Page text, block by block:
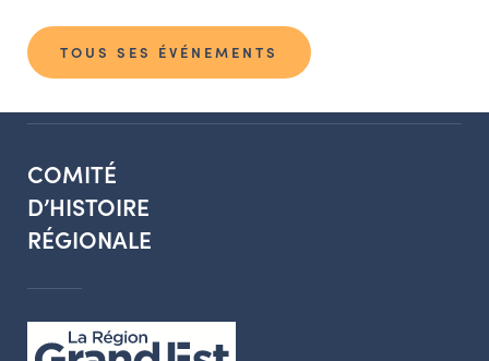
TOUS SES ÉVÉNEMENTS
COMITÉ
D’HISTOIRE
RÉGIONALE